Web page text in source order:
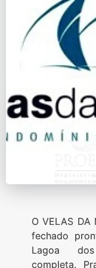
O VELAS
fechado
Lagoa
completa.